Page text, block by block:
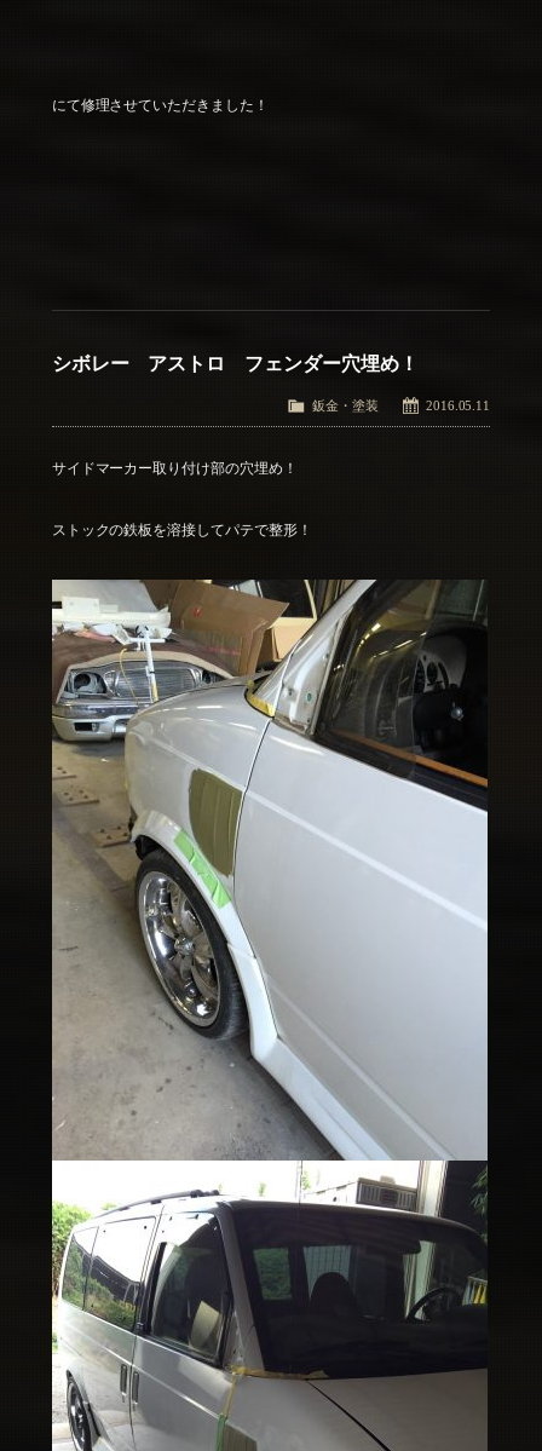
にて修理させていただきました！
シボレー アストロ フェンダー穴埋め！
2016.05.11
鈑金・塗装
サイドマーカー取り付け部の穴埋め！
ストックの鉄板を溶接してパテで整形！